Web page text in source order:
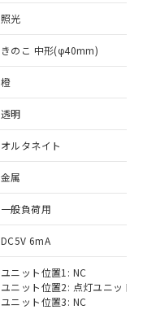
照光
きのこ 中形(φ40mm)
橙
透明
オルタネイト
金属
一般負荷用
DC5V 6mA
ユニット位置1: NC
ユニット位置2: 点灯ユニット
ユニット位置3: NC